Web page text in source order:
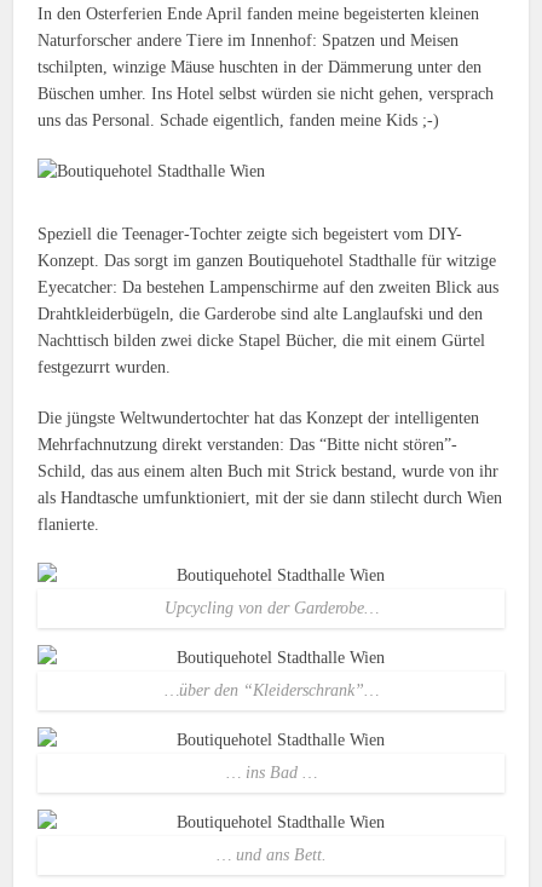
In den Osterferien Ende April fanden meine begeisterten kleinen
Naturforscher andere Tiere im Innenhof: Spatzen und Meisen
tschilpten, winzige Mäuse huschten in der Dämmerung unter den
Büschen umher. Ins Hotel selbst würden sie nicht gehen, versprach
uns das Personal. Schade eigentlich, fanden meine Kids ;-)
Speziell die Teenager-Tochter zeigte sich begeistert vom DIY-
Konzept. Das sorgt im ganzen Boutiquehotel Stadthalle für witzige
Eyecatcher: Da bestehen Lampenschirme auf den zweiten Blick aus
Drahtkleiderbügeln, die Garderobe sind alte Langlaufski und den
Nachttisch bilden zwei dicke Stapel Bücher, die mit einem Gürtel
festgezurrt wurden.
Die jüngste Weltwundertochter hat das Konzept der intelligenten
Mehrfachnutzung direkt verstanden: Das “Bitte nicht stören”-
Schild, das aus einem alten Buch mit Strick bestand, wurde von ihr
als Handtasche umfunktioniert, mit der sie dann stilecht durch Wien
flanierte.
Upcycling von der Garderobe…
…über den “Kleiderschrank”…
… ins Bad …
… und ans Bett.